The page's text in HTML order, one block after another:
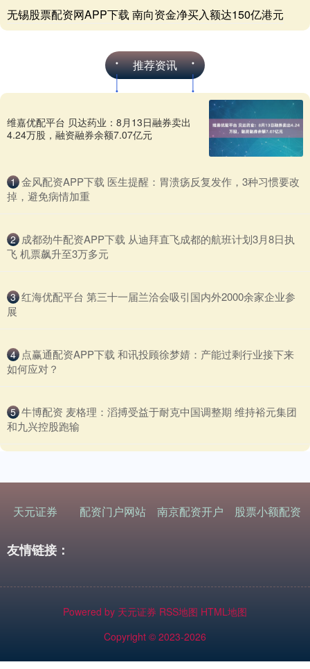
无锡股票配资网APP下载 南向资金净买入额达150亿港元
推荐资讯
维嘉优配平台 贝达药业：8月13日融券卖出
4.24万股，融资融券余额7.07亿元
1 ​金风配资APP下载 医生提醒：胃溃疡反复发作，3种习惯要改
掉，避免病情加重
2 ​成都劲牛配资APP下载 从迪拜直飞成都的航班计划3月8日执
飞 机票飙升至3万多元
3 ​红海优配平台 第三十一届兰洽会吸引国内外2000余家企业参
展
4 ​点赢通配资APP下载 和讯投顾徐梦婧：产能过剩行业接下来
如何应对？
5 ​牛博配资 麦格理：滔搏受益于耐克中国调整期 维持裕元集团
和九兴控股跑输
天元证券 配资门户网站 南京配资开户 股票小额配资
友情链接：
Powered by 天元证券 RSS地图 HTML地图
Copyright © 2023-2026